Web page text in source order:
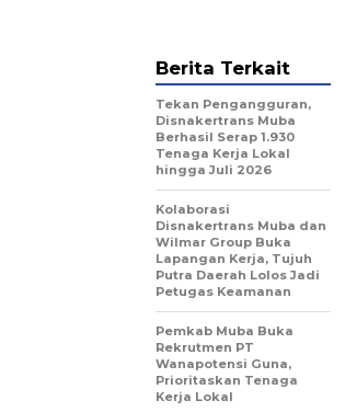
Berita Terkait
Tekan Pengangguran,
Disnakertrans Muba
Berhasil Serap 1.930
Tenaga Kerja Lokal
hingga Juli 2026
Kolaborasi
Disnakertrans Muba dan
Wilmar Group Buka
Lapangan Kerja, Tujuh
Putra Daerah Lolos Jadi
Petugas Keamanan
Pemkab Muba Buka
Rekrutmen PT
Wanapotensi Guna,
Prioritaskan Tenaga
Kerja Lokal